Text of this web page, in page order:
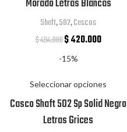
Morado Letras Blancas
Shaft,502,Cascos
$494.000$420.000
-15%
Seleccionar opciones
Casco Shaft 502 Sp Solid Negro
Letras Grices